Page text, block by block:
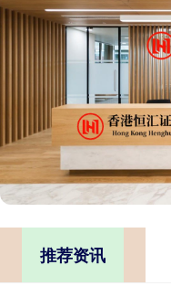
推荐资讯